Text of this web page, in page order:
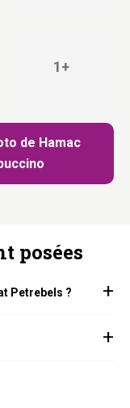
de Hamac
1+
posées
Petrebels ?